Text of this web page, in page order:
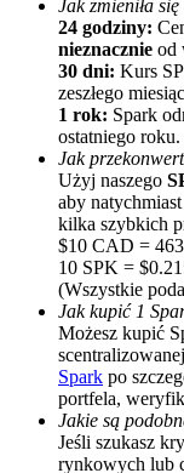
Polecaj
Zaproś
Deposit CASHCAT &
Deposit
Share 500000
Jak zmieniła
24 godziny:
nieznacznie od
30 dni: Kurs
zeszłego
1 rok: Spark
ostatniego roku.
Jak
Użyj naszego
aby
kilka szybkich
$10 CAD =
10 SPK =
(Wszystkie
Jak kupić 1
Możesz kupić
Spark po
portfela,
Jakie są
Jeśli szukasz
rynkowych lub